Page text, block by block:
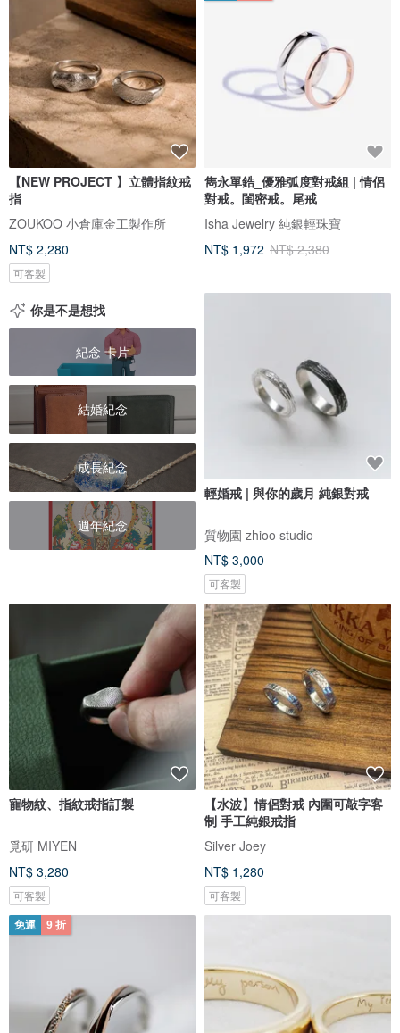
【NEW PROJECT 】立體指紋戒
指
ZOUKOO 小倉庫金工製作所
NT$ 2,280
可客製
雋永單鋯_優雅弧度對戒組 | 情侶
對戒。閨密戒。尾戒
Isha Jewelry 純銀輕珠寶
NT$ 1,972 NT$ 2,380
你是不是想找
紀念 卡片
結婚紀念
成長紀念
週年紀念
輕婚戒 | 與你的歲月 純銀對戒
質物園 zhioo studio
NT$ 3,000
可客製
寵物紋、指紋戒指訂製
覓研 MIYEN
NT$ 3,280
可客製
【水波】情侶對戒 內圍可敲字客
制 手工純銀戒指
Silver Joey
NT$ 1,280
可客製
免運 9 折